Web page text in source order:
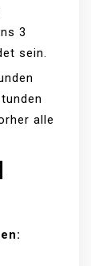
3
sein.
alle